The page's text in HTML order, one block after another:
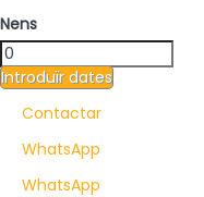
Nens
Introduïr dates
Contactar
WhatsApp
WhatsApp